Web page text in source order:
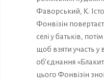
Фаворський, К.
Фонвізін
селі у батьків,
щоб взяти участь у
об’єднання
цього Фонвізін